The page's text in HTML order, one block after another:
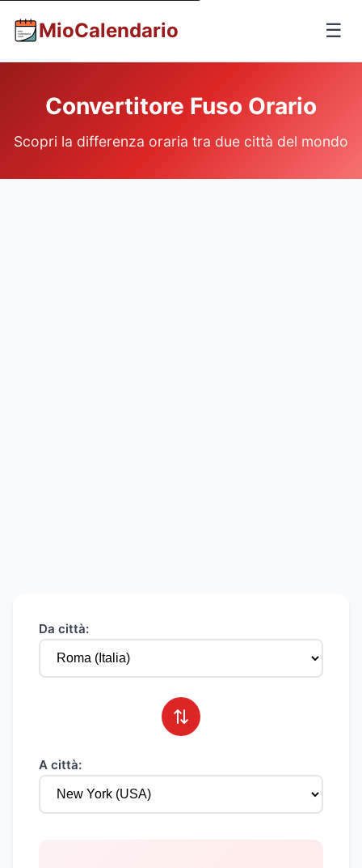
MioCalendario ☰
Convertitore Fuso Orario
Scopri la differenza oraria tra due città del mondo
Da città:
⇄
A città: